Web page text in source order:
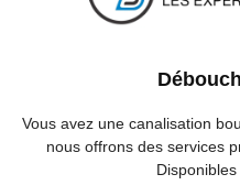
Vous avez une canalisation
nous offrons des services